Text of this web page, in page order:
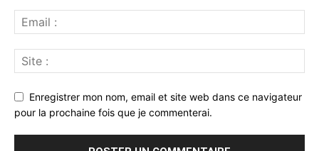
Enregistrer mon nom, email et site web dans ce navigateur
pour la prochaine fois que je commenterai.